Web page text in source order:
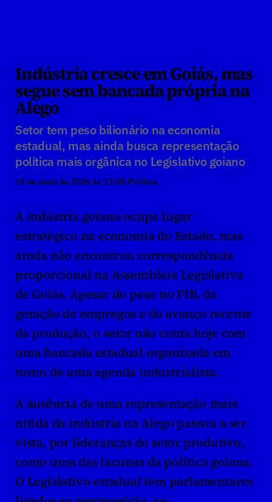
Indústria cresce em Goiás, mas
segue sem bancada própria na
Alego
Setor tem peso bilionário na economia
estadual, mas ainda busca representação
política mais orgânica no Legislativo goiano
19 de maio de 2026 às 13:05·Política
A indústria goiana ocupa lugar
estratégico na economia do Estado, mas
ainda não encontrou correspondência
proporcional na Assembleia Legislativa
de Goiás. Apesar do peso no PIB, da
geração de empregos e do avanço recente
da produção, o setor não conta hoje com
uma bancada estadual organizada em
torno de uma agenda industrialista.
A ausência de uma representação mais
nítida da indústria na Alego passou a ser
vista, por lideranças do setor produtivo,
como uma das lacunas da política goiana.
O Legislativo estadual tem parlamentares